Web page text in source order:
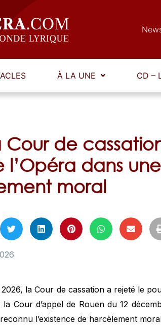
À LA UNE CD –
Cour de
l’Opéra dans
moral
la Cour de cassation a rejeté le
Cour d’appel de Rouen du 12
l’existence de harcèlement